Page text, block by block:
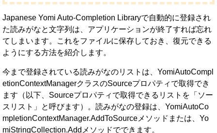
Japanese Yomi Auto-Completion Libraryで自動的に登録され
た読みがなと文字列は、アプリケーションが終了すれば忘れ
てしまいます。これをファイルに保存しておき、復元できる
ようにする方法を紹介します。
今まで登録されている読みがなのリストは、YomiAutoCompl
etionContextManagerクラスのSourceプロパティで取得でき
ます（以下、Sourceプロパティで取得できるリストを「ソー
スリスト」と呼びます）。読みがなの登録は、YomiAutoCo
mpletionContextManager.AddToSourceメソッドまたは、Yo
miStringCollection.Addメソッドでできます。